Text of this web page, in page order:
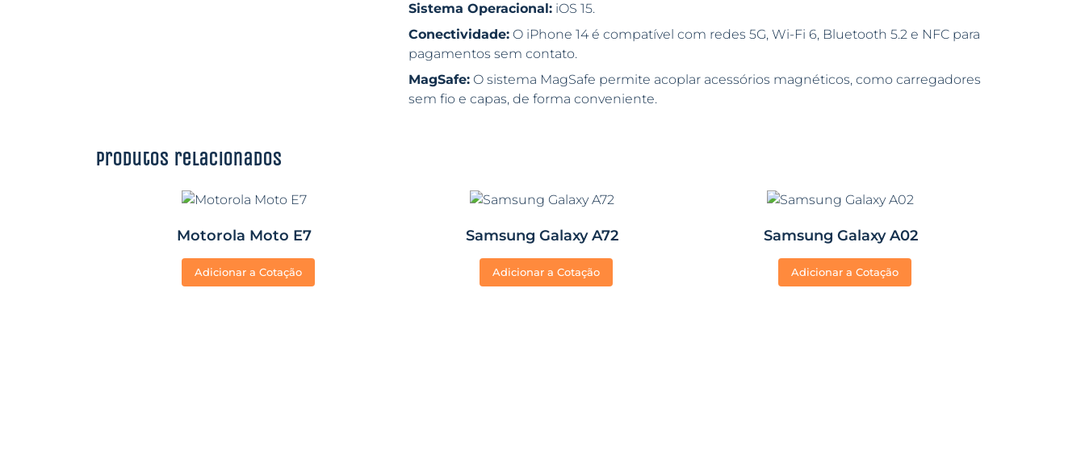
Sistema Operacional:iOS 15.
Conectividade:O iPhone 14 é compatível com redes 5G, Wi-Fi 6, Bluetooth 5.2 e NFC para
pagamentos sem contato.
MagSafe:O sistema MagSafe permite acoplar acessórios magnéticos, como carregadores
sem fio e capas, de forma conveniente.
Produtos relacionados
Motorola Moto E7
Adicionar a Cotação
Samsung Galaxy A72
Adicionar a Cotação
Samsung Galaxy A02
Adicionar a Cotação